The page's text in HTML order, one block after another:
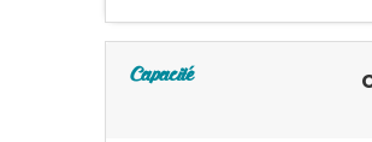
Capacité